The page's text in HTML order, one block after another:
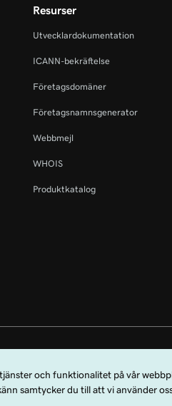
Resurser
Utvecklardokumentation
ICANN-bekräftelse
Företagsdomäner
Företagsnamnsgenerator
Webbmejl
WHOIS
Produktkatalog
är ett registrerat varumärke som
webbplatsen samtycker du till att